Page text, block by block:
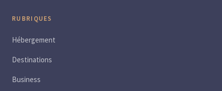
RUBRIQUES
Hébergement
Destinations
Business